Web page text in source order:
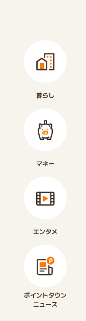
暮らし
マネー
エンタメ
ポイントタウン
ニュース